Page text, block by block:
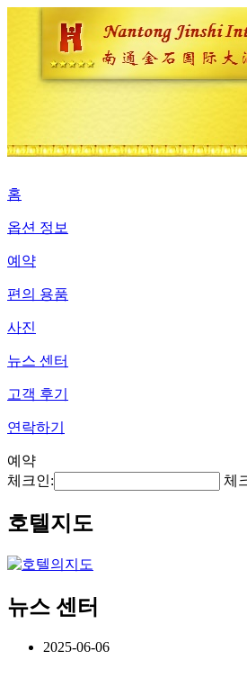
홈
옵션 정보
예약
편의 용품
사진
뉴스 센터
고객 후기
연락하기
예약
체크인:
체
호텔지도
뉴스 센터
2025-06-06